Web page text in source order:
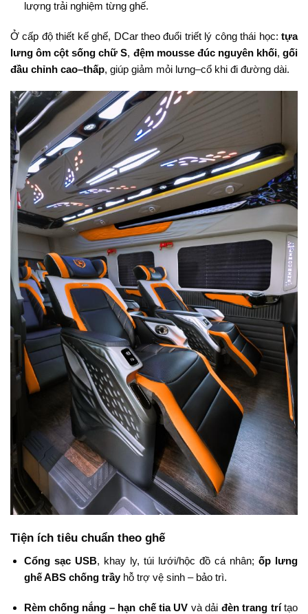
lượng trải nghiệm từng ghế.
Ở cấp độ thiết kế ghế, DCar theo đuổi triết lý công thái học: tựa
lưng ôm cột sống chữ S, đệm mousse đúc nguyên khối,gối
đầu chỉnh cao–thấp, giúp giảm mỏi lưng–cổ khi đi đường dài.
Tiện ích tiêu chuẩn theo ghế
Cổng sạc USB, khay ly, túi lưới/hộc đồ cá nhân; ốp lưng
ghế ABS chống trầyhỗ trợ vệ sinh – bảo trì.
Rèm chống nắng – hạn chế tia UV và dải đèn trang trítạo